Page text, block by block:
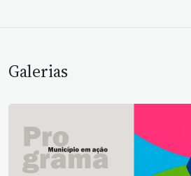
Galerias